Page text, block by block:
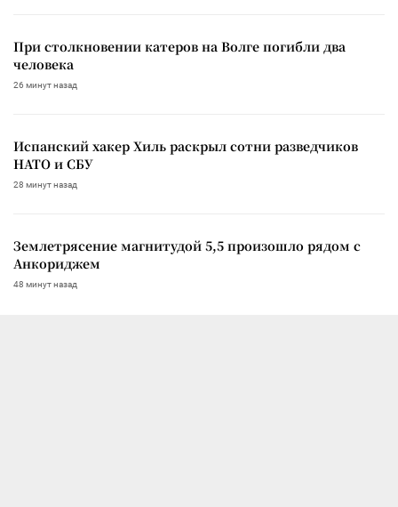
При столкновении катеров на Волге погибли два
человека
26 минут назад
Испанский хакер Хиль раскрыл сотни разведчиков
НАТО и СБУ
28 минут назад
Землетрясение магнитудой 5,5 произошло рядом с
Анкориджем
48 минут назад